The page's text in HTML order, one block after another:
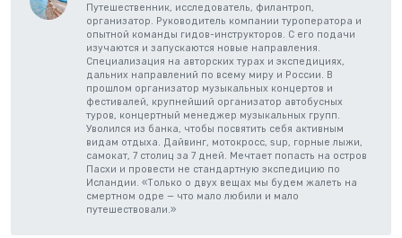
Путешественник, исследователь, филантроп,
организатор. Руководитель компании туроператора и
опытной команды гидов-инструкторов. С его подачи
изучаются и запускаются новые направления.
Специализация на авторских турах и экспедициях,
дальних направлений по всему миру и России. В
прошлом организатор музыкальных концертов и
фестивалей, крупнейший организатор автобусных
туров, концертный менеджер музыкальных групп.
Уволился из банка, чтобы посвятить себя активным
видам отдыха. Дайвинг, мотокросс, sup, горные лыжи,
самокат, 7 столиц за 7 дней. Мечтает попасть на остров
Пасхи и провести не стандартную экспедицию по
Исландии. «Только о двух вещах мы будем жалеть на
смертном одре — что мало любили и мало
путешествовали.»